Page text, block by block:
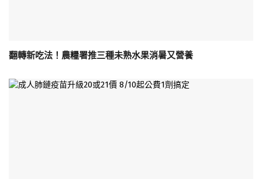
翻轉新吃法！農糧署推三種未熟水果消暑又營養